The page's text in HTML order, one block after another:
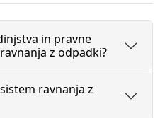
Cenik
Odpadki
in pravne
z odpadki?
ravnanja z